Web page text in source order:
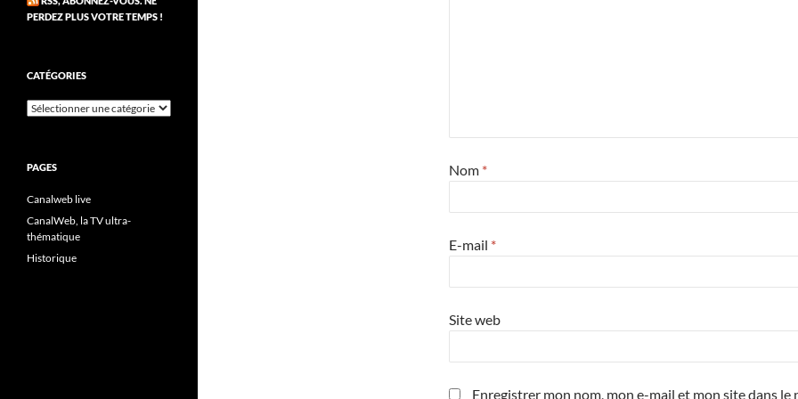
Nom *
E-mail *
Site web
Enregistrer mon nom, mon e-mail et mon site dans le
PERDEZ PLUS VOTRE TEMPS !
CATÉGORIES
Catégories
PAGES
Canalweb live
CanalWeb, la TV ultra-
thématique
Historique